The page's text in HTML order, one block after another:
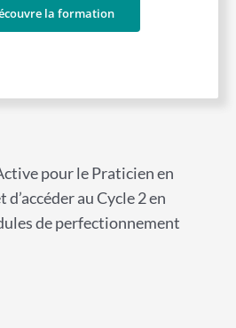
la formation
pour le Praticien en
au Cycle 2 en
de perfectionnement